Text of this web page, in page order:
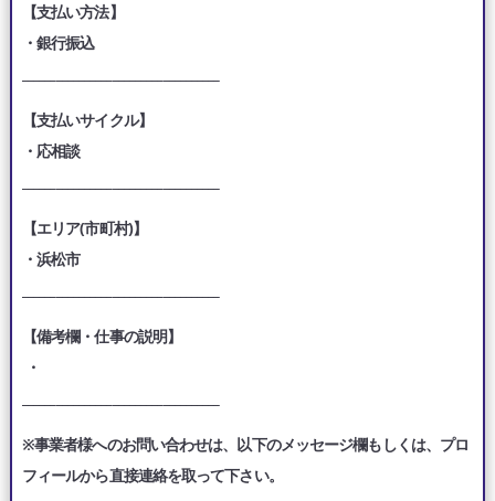
【支払い方法】
・銀行振込
【支払いサイクル】
・応相談
【エリア(市町村)】
・浜松市
【備考欄・仕事の説明】
・
※事業者様へのお問い合わせは、以下のメッセージ欄もしくは、プロ
フィールから直接連絡を取って下さい。